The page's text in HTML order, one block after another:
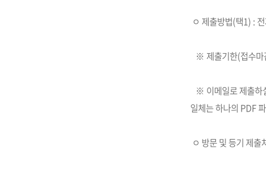
ㅇ 제출방법(택1) :
※ 제출기한(접수마
※ 이메일로 제출하
일체는 하나의 PDF
ㅇ 방문 및 등기 제